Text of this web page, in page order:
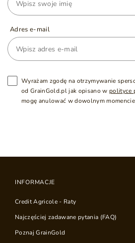
Adres e-mail
Wyrażam zgodę na otrzymywanie
od GrainGold.pl jak opisano w polityce
mogę anulować w dowolnym
INFORMACJE
Credit Agricole - Raty
Najczęściej zadawane pytania (FAQ)
Poznaj GrainGold